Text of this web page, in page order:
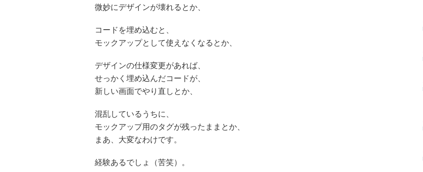
微妙にデザインが壊れるとか、
コードを埋め込むと、
モックアップとして使えなくなるとか、
デザインの仕様変更があれば、
せっかく埋め込んだコードが、
新しい画面でやり直しとか、
混乱しているうちに、
モックアップ用のタグが残ったままとか、
まあ、大変なわけです。
経験あるでしょ（苦笑）。